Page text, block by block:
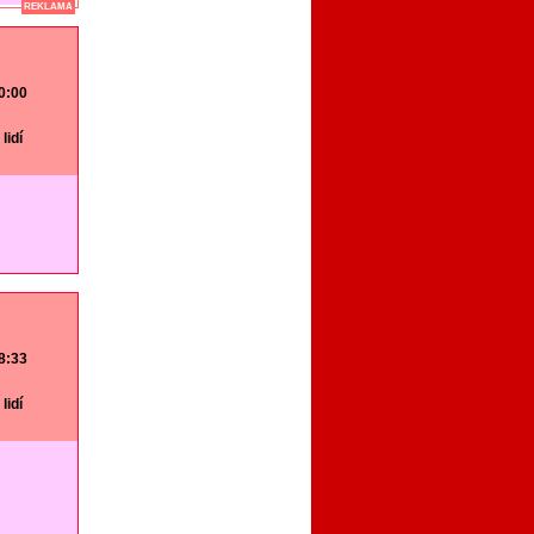
REKLAMA
lidí
lidí